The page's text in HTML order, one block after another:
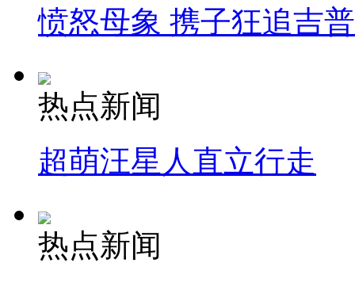
愤怒母象 携子狂追吉
热点新闻
超萌汪星人直立行走
热点新闻